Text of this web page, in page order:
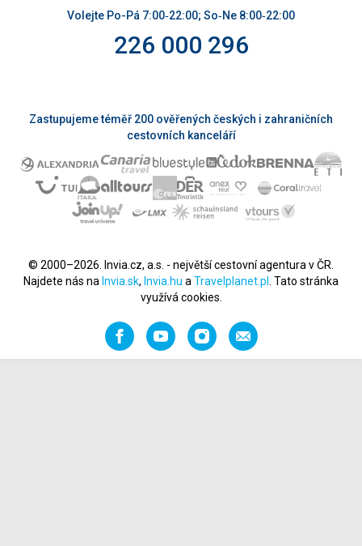
Volejte Po-Pá 7:00‑22:00; So‑Ne 8:00‑22:00
226 000 296
Zastupujeme téměř 200 ověřených českých i zahraničních
cestovních kanceláří
© 2000–2026. Invia.cz, a.s. - největší cestovní agentura v ČR.
Najdete nás na Invia.sk, Invia.hu a Travelplanet.pl
. Tato stránka
využívá cookies.
FacebookYouTubeInstagramNapište
nám